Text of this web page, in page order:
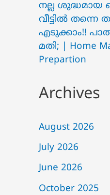
നല്ല ശുദ്ധമായ
വീട്ടിൽ തന്നെ
എടുക്കാം!!
മതി; | Home
Prepartion
Archives
August 2026
July 2026
June 2026
October 2025